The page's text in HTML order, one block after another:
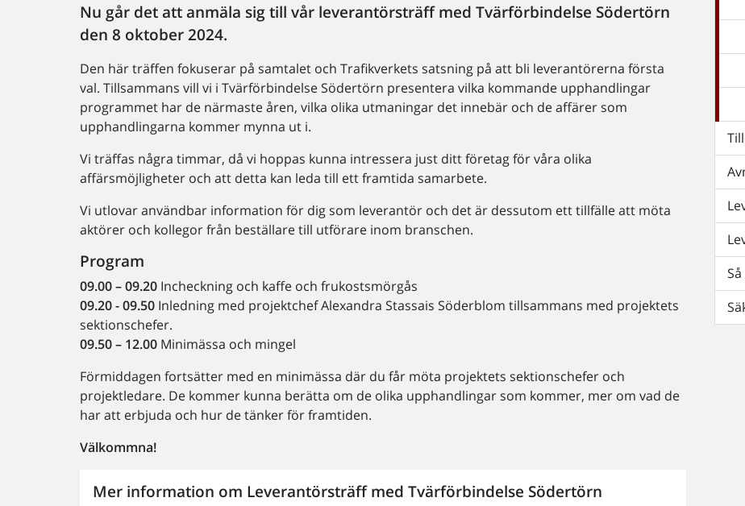
Nu går det att anmäla sig till vår leverantörsträff med Tvärförbindelse Södertörn
den 8 oktober 2024.
Den här träffen fokuserar på samtalet och Trafikverkets satsning på att bli leverantörerna första
val. Tillsammans vill vi i Tvärförbindelse Södertörn presentera vilka kommande upphandlingar
programmet har de närmaste åren, vilka olika utmaningar det innebär och de affärer som
upphandlingarna kommer mynna ut i.
Vi träffas några timmar, då vi hoppas kunna intressera just ditt företag för våra olika
affärsmöjligheter och att detta kan leda till ett framtida samarbete.
Vi utlovar användbar information för dig som leverantör och det är dessutom ett tillfälle att möta
aktörer och kollegor från beställare till utförare inom branschen.
Program
09.00 – 09.20 Incheckning och kaffe och frukostsmörgås
09.20 - 09.50 Inledning med projektchef Alexandra Stassais Söderblom tillsammans med projektets
sektionschefer.
09.50 – 12.00 Minimässa och mingel
Förmiddagen fortsätter med en minimässa där du får möta projektets sektionschefer och
projektledare. De kommer kunna berätta om de olika upphandlingar som kommer, mer om vad de
har att erbjuda och hur de tänker för framtiden.
Välkommna!
Mer information om Leverantörsträff med Tvärförbindelse Södertörn